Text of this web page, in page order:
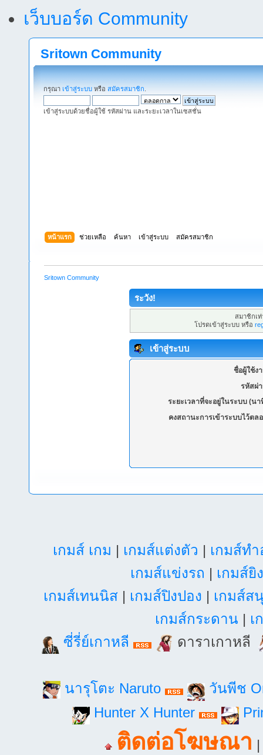
เว็บบอร์ด Community
Sritown Community
กรุณา เข้าสู่ระบบ หรือ สมัครสมาชิก
เข้าสู่ระบบด้วยชื่อผู้ใช้ รหัสผ่าน และระยะเวลาในเซสชั่น
หน้าแรก ช่วยเหลือ ค้นหา เข้าสู่ระบบ สมัครสมาชิก
Sritown Community
ระวัง!
สมาชิกเ
โปรดเข้าสู่ระบบ หรือ
เข้าสู่ระบบ
ชื่อผู้ใช้ง
รหัสผ่
ระยะเวลาที่จะอยู่ในระบบ (นา
คงสถานะการเข้าระบบไว้ตล
เกมส์ เกม | เกมส์แต่งตัว | เกมส์ท
เกมส์แข่งรถ | เกมส์ยิ
เกมส์เทนนิส| เกมส์ปิงปอง | เกมส์ส
เกมส์กระดาน | เ
ซี่รี่ย์เกาหลี
ดาราเกาหลี
นารุโตะ Naruto
วันพีช
Hunter X Hunter
ติดต่อโฆษณา